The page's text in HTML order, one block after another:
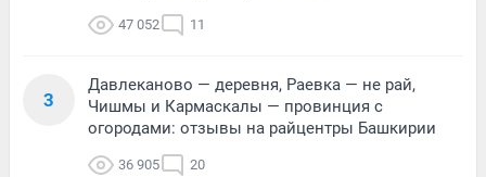
47 052 11
3
Давлеканово — деревня, Раевка — не рай,
Чишмы и Кармаскалы — провинция с
огородами: отзывы на райцентры Башкирии
36 905 20